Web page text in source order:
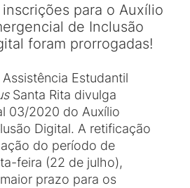
inscrições para o Auxílio
de Inclusão
foram prorrogadas!
Estudantil
Santa Rita divulga
03/2020 do Auxílio
Digital. A retificação
do período de
feira (22 de julho),
prazo para os